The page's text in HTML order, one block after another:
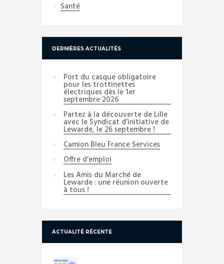
Santé
DERNIÈRES ACTUALITÉS
Port du casque obligatoire
pour les trottinettes
électriques dès le 1er
septembre 2026
Partez à la découverte de Lille
avec le Syndicat d’initiative de
Lewarde, le 26 septembre !
Camion Bleu France Services
Offre d’emploi
Les Amis du Marché de
Lewarde : une réunion ouverte
à tous !
ACTUALITÉ RÉCENTE